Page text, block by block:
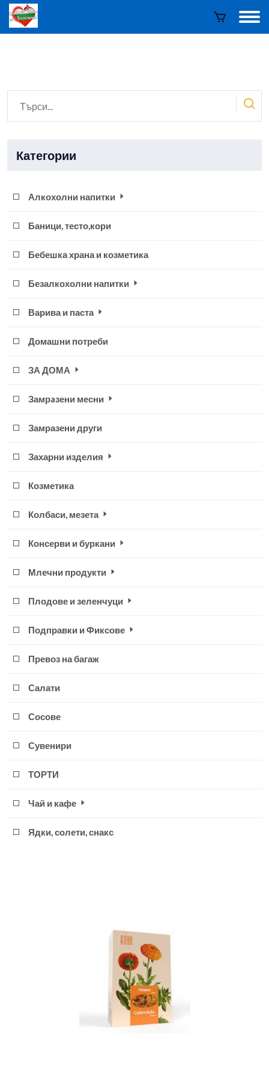
Категории
Алкохолни напитки
Баници, тесто,кори
Бебешка храна и козметика
Безалкохолни напитки
Варива и паста
Домашни потреби
ЗА ДОМА
Замрaзени месни
Замразени други
Захарни изделия
Козметика
Колбаси, мезета
Консерви и буркани
Млечни продукти
Плодове и зеленчуци
Подправки и Фиксове
Превоз на багаж
Салати
Сосове
Сувенири
ТОРТИ
Чай и кафе
Ядки, солети, снакс